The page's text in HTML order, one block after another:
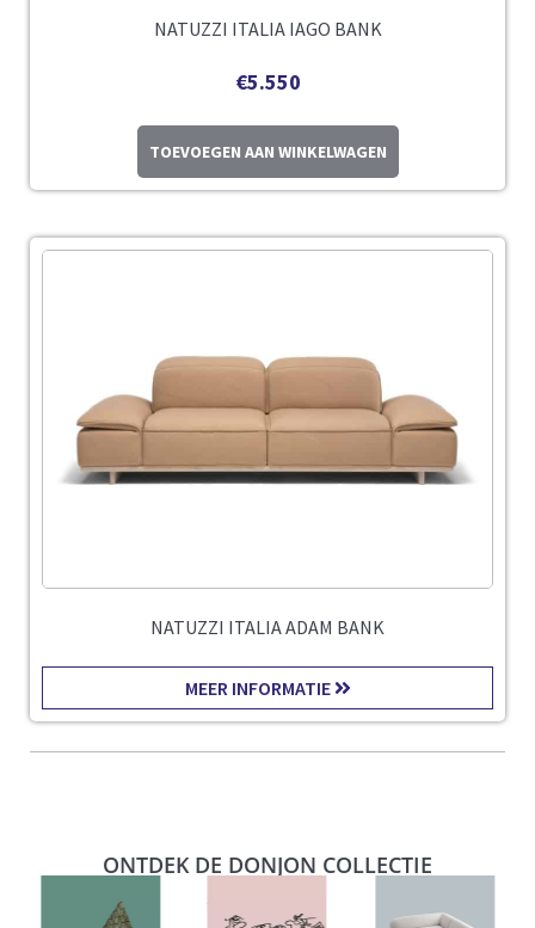
NATUZZI ITALIA IAGO BANK
€5.550
TOEVOEGEN AAN WINKELWAGEN
NATUZZI ITALIA ADAM BANK
MEER INFORMATIE
ONTDEK DE DONJON COLLECTIE